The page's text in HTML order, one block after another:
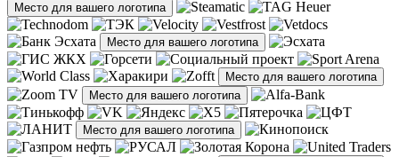
Место для вашего логотипа
Место для вашего логотипа
Место для вашего логотипа
Место для вашего логотипа
Место для вашего логотипа